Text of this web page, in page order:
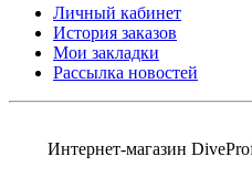
Личный кабинет
История заказов
Мои закладки
Рассылка новостей
Интернет-магазин